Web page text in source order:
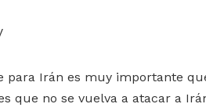
para Irán es muy importante
que no se vuelva a atacar a